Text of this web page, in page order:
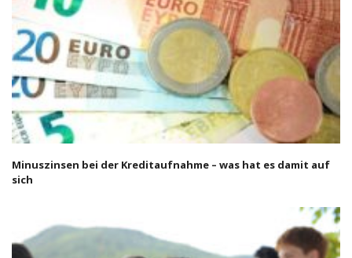
Minuszinsen bei der Kreditaufnahme – was hat es damit auf
sich